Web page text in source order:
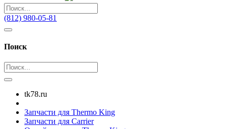
(812) 980-05-81
Поиск
tk78.ru
Запчасти для Thermo King
Запчасти для Carrier